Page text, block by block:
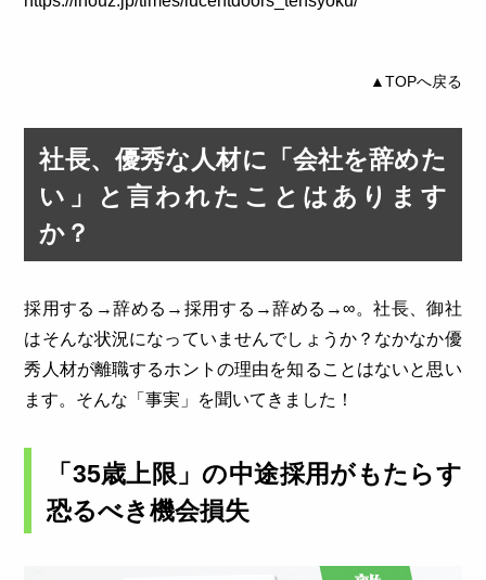
▲TOPへ戻る
社長、優秀な人材に「会社を辞めた
い」と言われたことはあります
か？
採用する→辞める→採用する→辞める→∞。社長、御社
はそんな状況になっていませんでしょうか？なかなか優
秀人材が離職するホントの理由を知ることはないと思い
ます。そんな「事実」を聞いてきました！
「35歳上限」の中途採用がもたらす
恐るべき機会損失